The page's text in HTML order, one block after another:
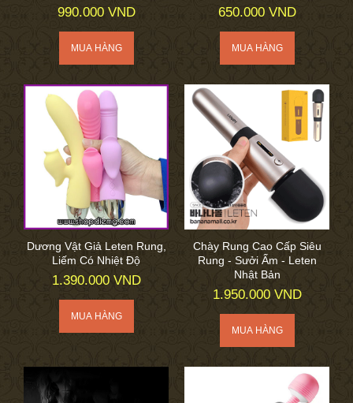
990.000 VND 650.000 VND
Dương Vật Giả Leten Rung,
Liếm Có Nhiệt Độ
1.390.000 VND
Chày Rung Cao Cấp Siêu
Rung - Sưởi Ấm - Leten
Nhật Bản
1.950.000 VND